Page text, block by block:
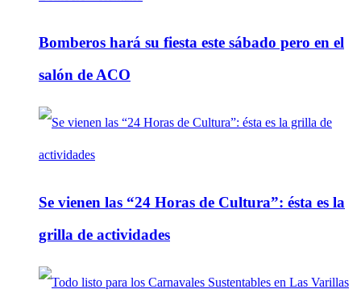
Bomberos hará su fiesta este sábado pero en el
salón de ACO
Se vienen las “24 Horas de Cultura”: ésta es la
grilla de actividades